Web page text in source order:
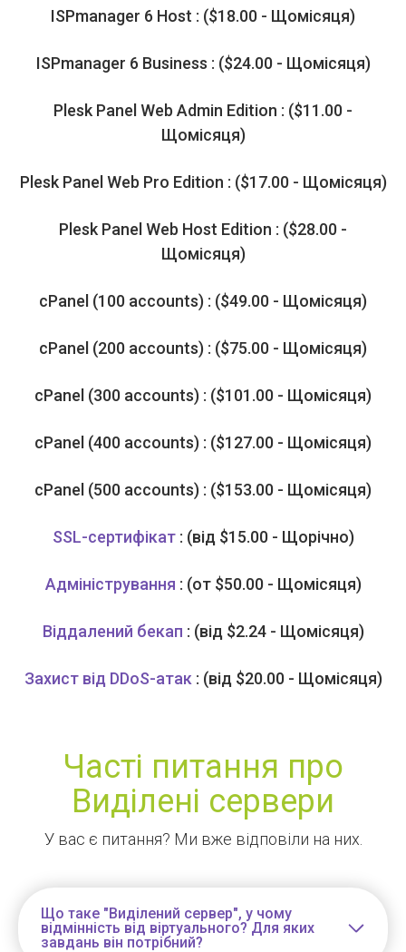
ISPmanager 6 Host : ($18.00 - Щомісяця)
ISPmanager 6 Business : ($24.00 - Щомісяця)
Plesk Panel Web Admin Edition : ($11.00 -
Щомісяця)
Plesk Panel Web Pro Edition : ($17.00 - Щомісяця)
Plesk Panel Web Host Edition : ($28.00 -
Щомісяця)
cPanel (100 accounts) : ($49.00 - Щомісяця)
cPanel (200 accounts) : ($75.00 - Щомісяця)
cPanel (300 accounts) : ($101.00 - Щомісяця)
cPanel (400 accounts) : ($127.00 - Щомісяця)
cPanel (500 accounts) : ($153.00 - Щомісяця)
SSL-сертифікат: (від $15.00 - Щорічно)
Адміністрування : (от $50.00 - Щомісяця)
Віддалений бекап : (від $2.24 - Щомісяця)
Захист від DDoS-атак : (від $20.00 - Щомісяця)
Часті питання про
Виділені сервери
У вас є питання? Ми вже відповіли на них.
Що таке "Виділений сервер", у чому
відмінність від віртуального? Для яких
завдань він потрібний?